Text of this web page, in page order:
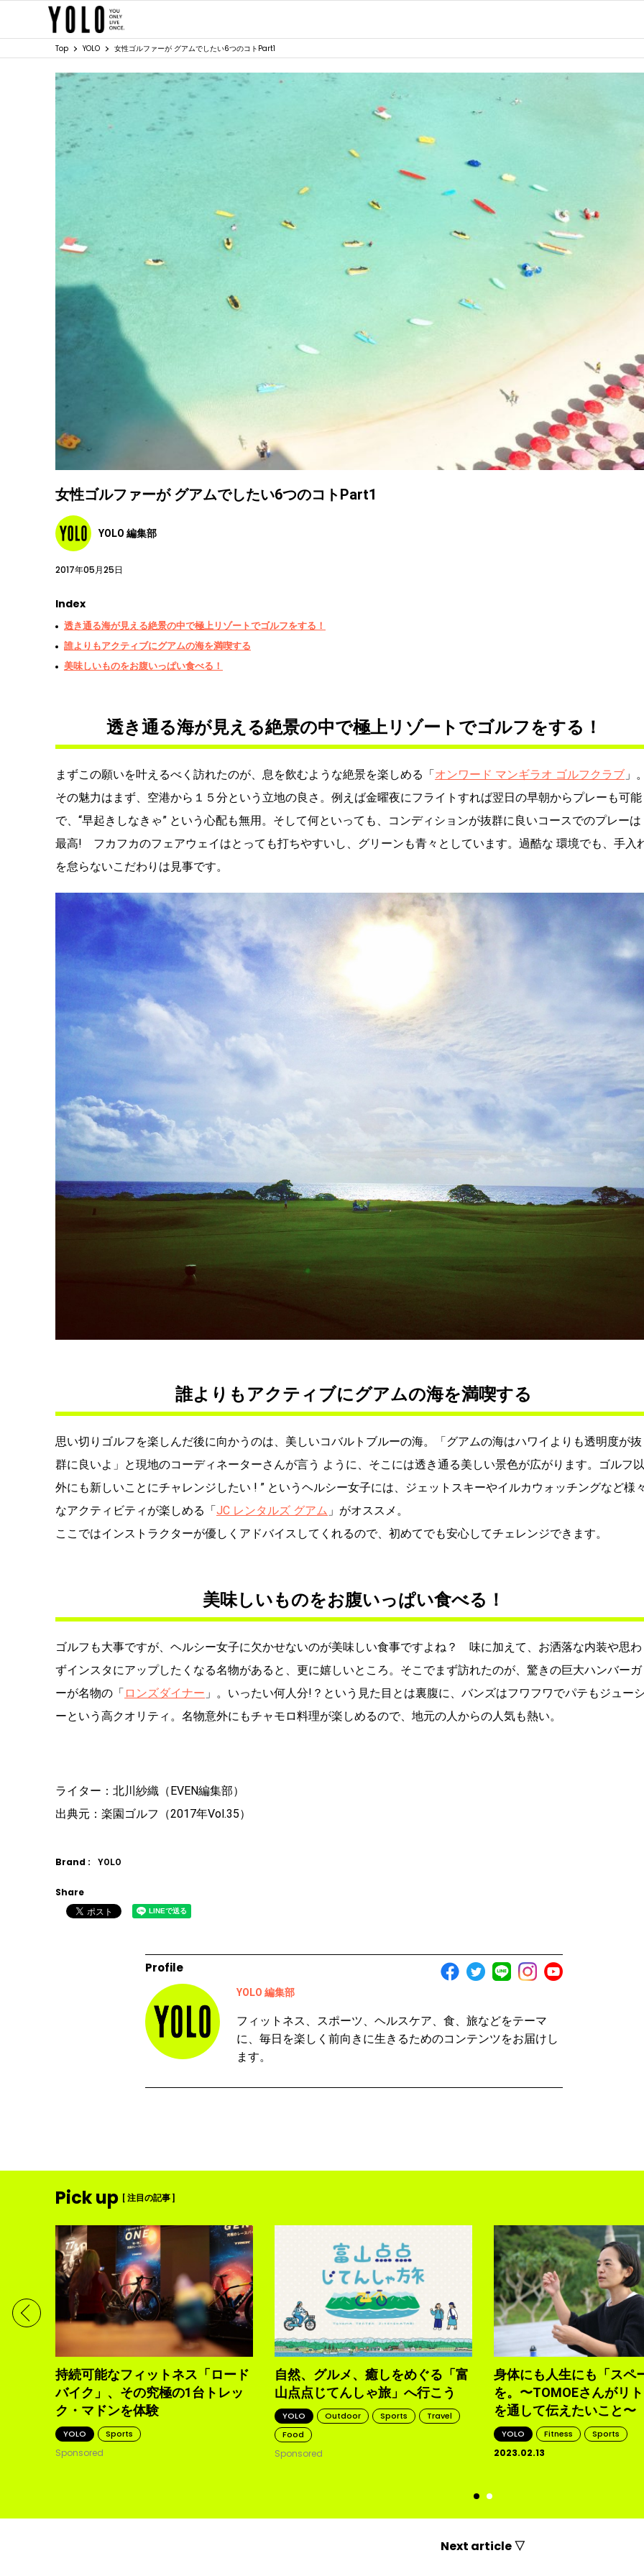
Top YOLO 女性ゴルファーが グアムでしたい6つのコトPart1
女性ゴルファーが グアムでしたい6つのコトPart1
YOLO 編集部
2017年05月25日
Index
透き通る海が見える絶景の中で極上リゾートでゴルフをする！
誰よりもアクティブにグアムの海を満喫する
美味しいものをお腹いっぱい食べる！
透き通る海が見える絶景の中で極上リゾートでゴルフをする！
まずこの願いを叶えるべく訪れたのが、息を飲むような絶景を楽しめる「 オンワード マンギラオ ゴルフクラブ 」
その魅力はまず、空港から１５分という立地の良さ。例えば金曜夜にフライトすれば翌日の早朝からプレーも可能
で、“早起きしなきゃ” という心配も無用。そして何といっても、コンディションが抜群に良いコースでのプレーは
最高! フカフカのフェアウェイはとっても打ちやすいし、グリーンも青々としています。過酷な 環境でも、手入
を怠らないこだわりは見事です。
誰よりもアクティブにグアムの海を満喫する
思い切りゴルフを楽しんだ後に向かうのは、美しいコバルトブルーの海。「グアムの海はハワイよりも透明度が抜
群に良いよ」と現地のコーディネーターさんが言う ように、そこには透き通る美しい景色が広がります。ゴルフ以
外にも新しいことにチャレンジしたい ! ” というヘルシー女子には、ジェットスキーやイルカウォッチングなど様
なアクティビティが楽しめる「JC レンタルズ グアム 」がオススメ。
ここではインストラクターが優しくアドバイスしてくれるので、初めてでも安心してチェレンジできます。
美味しいものをお腹いっぱい食べる！
ゴルフも大事ですが、ヘルシー女子に欠かせないのが美味しい食事ですよね？ 味に加えて、お洒落な内装や思わ
ずインスタにアップしたくなる名物があると、更に嬉しいところ。そこでまず訪れたのが、驚きの巨大ハンバーガ
ーが名物の「 ロンズダイナー 」。いったい何人分!？という見た目とは裏腹に、バンズはフワフワでパテもジュー
ーという高クオリティ。名物意外にもチャモロ料理が楽しめるので、地元の人からの人気も熱い。
ライター：北川紗織（EVEN編集部）
出典元：楽園ゴルフ（2017年Vol.35）
Brand : YOLO
Share
Profile
YOLO 編集部
フィットネス、スポーツ、ヘルスケア、食、旅などをテーマ
に、毎日を楽しく前向きに生きるためのコンテンツをお届けし
ます。
Pick up [ 注目の記事 ]
現す
持続可能なフィットネス「ロード
バイク」、その究極の1台トレッ
ク・マドンを体験
YOLO Sports
Sponsored
自然、グルメ、癒しをめぐる「富
山点点じてんしゃ旅」へ行こう
YOLO Outdoor Sports
Travel
Food
Sponsored
身体にも人生にも「スペ
を。〜TOMOEさんがリ
を通して伝えたいこと〜
YOLO Fitness Sports
2023.02.13
Next article ▽